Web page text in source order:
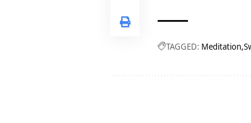
TAGGED: Meditation